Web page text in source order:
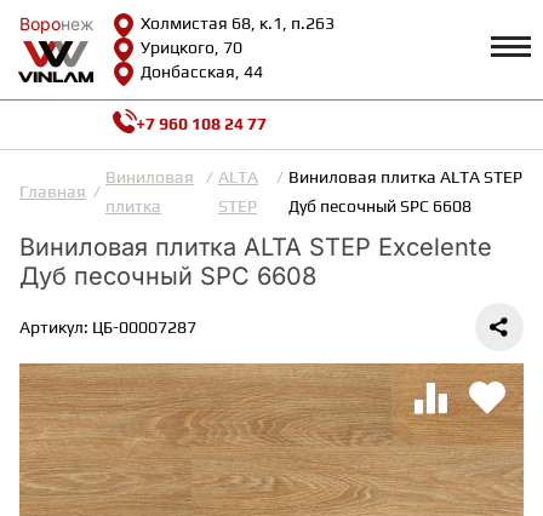
Воронеж
Холмистая 68, к.1, п.263
Урицкого, 70
Донбасская, 44
Воронеж
КАТАЛОГ Профиль
Возврат и гарантии
Сотрудничество
Видеообзоры
Как выбрать
Калькулятор
О нас
Контакты
ВИНИЛОВАЯ ПЛИТКА
ЛАМИНАТ
ИНЖЕНЕРНАЯ ДОСКА
ПАРКЕТНАЯ ДОСКА
+7 960 108 24 77
Главная
Виниловая
плитка
ALTA
STEP
Виниловая плитка ALTA STEP
Дуб песочный SPC 6608
Виниловая плитка ALTA STEP Excelente
Дуб песочный SPC 6608
Артикул: ЦБ-00007287